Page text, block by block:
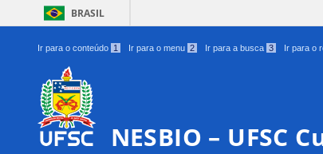
BRASIL
Ir para o conteúdo 1 Ir para o menu 2 Ir para a busca 3 Ir para o
NESBIO – UFSC